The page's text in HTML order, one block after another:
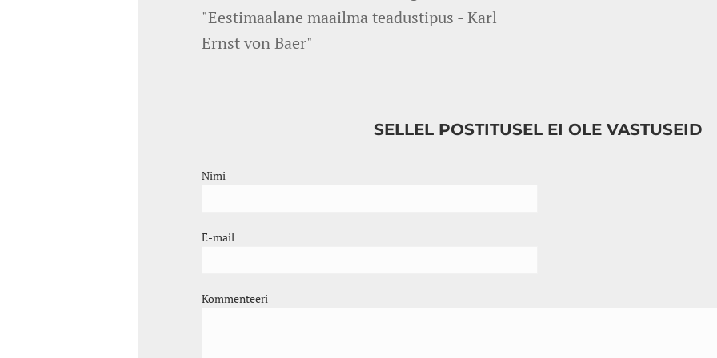
"Eestimaalane maailma teadustipus - Karl
Ernst von Baer"
SELLEL POSTITUSEL EI OLE VASTUSEID
Nimi
E-mail
Kommenteeri